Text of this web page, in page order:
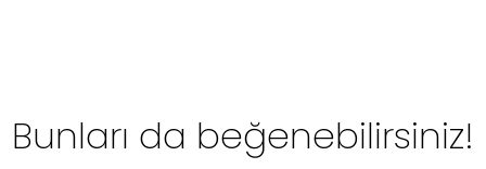
I** B** 13 Mart 2026
cox harika tovsiya edirem yumuşak rahat
Bunları da beğenebilirsiniz!